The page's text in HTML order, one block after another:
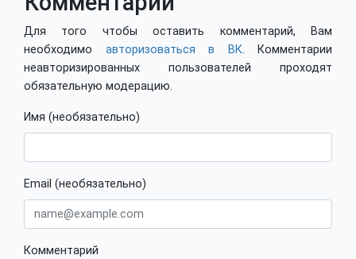
Для того чтобы оставить комментарий, Вам
необходимо авторизоваться в ВК. Комментарии
неавторизированных пользователей проходят
обязательную модерацию.
Имя (необязательно)
Email (необязательно)
Комментарий